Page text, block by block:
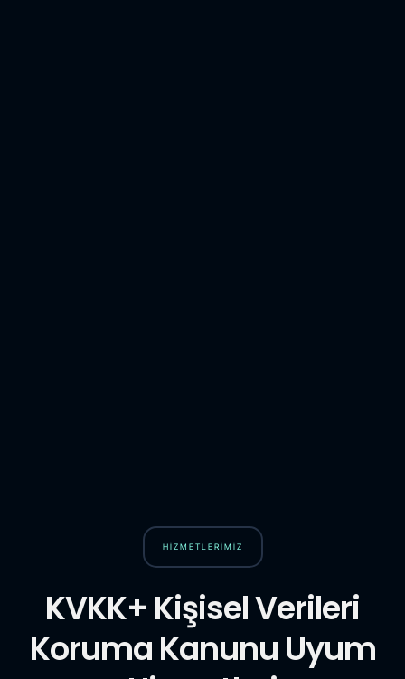
HİZMETLERİMİZ
KVKK+ Kişisel Verileri
Koruma Kanunu Uyum